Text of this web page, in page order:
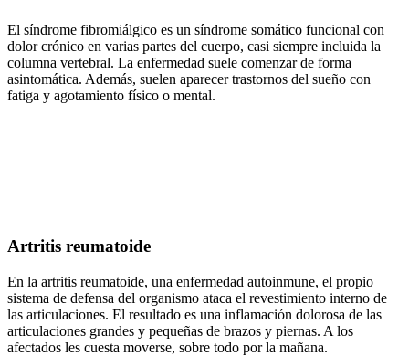
El síndrome fibromiálgico es un síndrome somático funcional con
dolor crónico en varias partes del cuerpo, casi siempre incluida la
columna vertebral. La enfermedad suele comenzar de forma
asintomática. Además, suelen aparecer trastornos del sueño con
fatiga y agotamiento físico o mental.
Artritis reumatoide
En la artritis reumatoide, una enfermedad autoinmune, el propio
sistema de defensa del organismo ataca el revestimiento interno de
las articulaciones. El resultado es una inflamación dolorosa de las
articulaciones grandes y pequeñas de brazos y piernas. A los
afectados les cuesta moverse, sobre todo por la mañana.